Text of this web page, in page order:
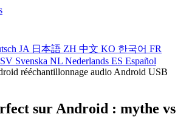
JA 日本語 ZH 中文 KO 한국어 FR
SV Svenska NL Nederlands ES Español
rééchantillonnage audio Android USB
sur Android : mythe vs